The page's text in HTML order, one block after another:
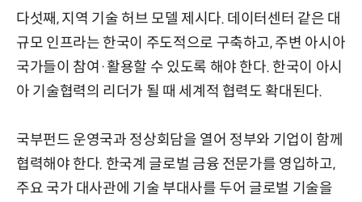
다섯째, 지역 기술 허브 모델 제시다. 데이터센터 같은 대
규모 인프라는 한국이 주도적으로 구축하고, 주변 아시아
국가들이 참여·활용할 수 있도록 해야 한다. 한국이 아시
아 기술협력의 리더가 될 때 세계적 협력도 확대된다.
국부펀드 운영국과 정상회담을 열어 정부와 기업이 함께
협력해야 한다. 한국계 글로벌 금융 전문가를 영입하고,
주요 국가 대사관에 기술 부대사를 두어 글로벌 기술을